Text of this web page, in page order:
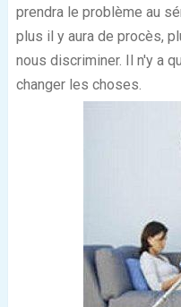
prendra le problème au
plus il y aura de procès,
nous discriminer. Il n'y a
changer les choses.